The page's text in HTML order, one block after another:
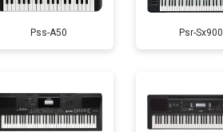
1200 ₽ Заказать
1800 ₽ Заказать
Pss-A50 Psr-Sx900